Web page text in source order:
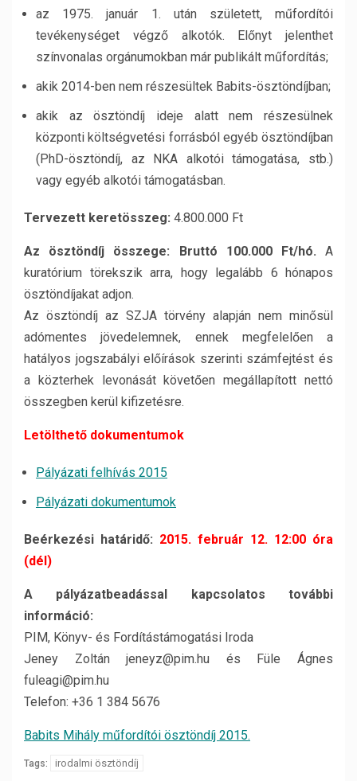
az 1975. január 1. után született, műfordítói
tevékenységet végző alkotók. Előnyt jelenthet
színvonalas orgánumokban már publikált műfordítás;
akik 2014-ben nem részesültek Babits-ösztöndíjban;
akik az ösztöndíj ideje alatt nem részesülnek
központi költségvetési forrásból egyéb ösztöndíjban
(PhD-ösztöndíj, az NKA alkotói támogatása, stb.)
vagy egyéb alkotói támogatásban.
Tervezett keretösszeg: 4.800.000 Ft
Az ösztöndíj összege: Bruttó 100.000 Ft/hó. A
kuratórium törekszik arra, hogy legalább 6 hónapos
ösztöndíjakat adjon.
Az ösztöndíj az SZJA törvény alapján nem minősül
adómentes jövedelemnek, ennek megfelelően a
hatályos jogszabályi előírások szerinti számfejtést és
a közterhek levonását követően megállapított nettó
összegben kerül kifizetésre.
Letölthető dokumentumok
Pályázati felhívás 2015
Pályázati dokumentumok
Beérkezési határidő: 2015. február 12. 12:00 óra
(dél)
A pályázatbeadással kapcsolatos további
információ:
PIM, Könyv- és Fordítástámogatási Iroda
Jeney Zoltán jeneyz@pim.hu és Füle Ágnes
fuleagi@pim.hu
Telefon: +36 1 384 5676
Babits Mihály műfordítói ösztöndíj 2015.
Tags: irodalmi ösztöndíj